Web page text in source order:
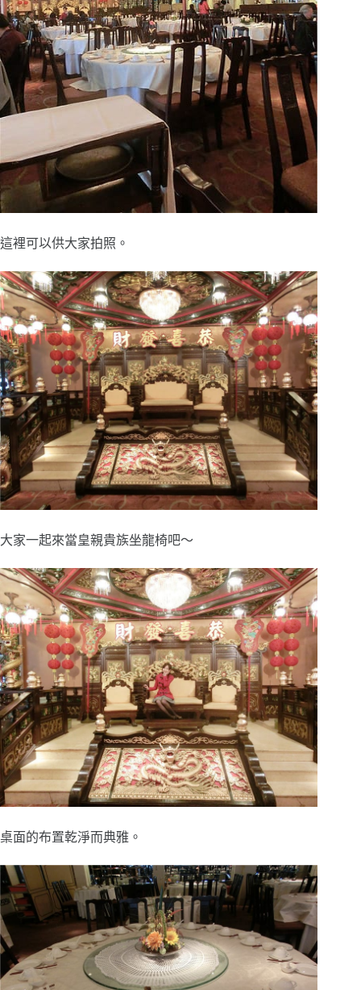
這裡可以供大家拍照。
大家一起來當皇親貴族坐龍椅吧～
桌面的布置乾淨而典雅。